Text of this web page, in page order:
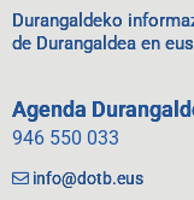
Durangaldeko
de Durangaldea en
Agenda
946 550 033
info@dotb.eus